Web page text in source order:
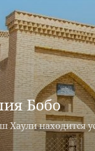
Бобо
Хаули находится